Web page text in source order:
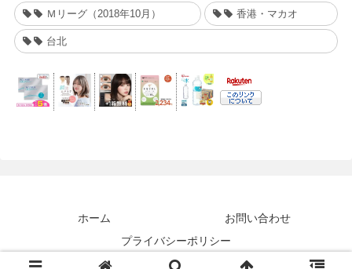
Ｍリーグ（2018年10月） 香港・マカオ
台北
ホーム
お問い合わせ
プライバシーポリシー